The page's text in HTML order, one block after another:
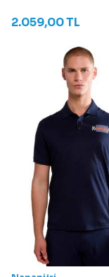
2.059,00TL